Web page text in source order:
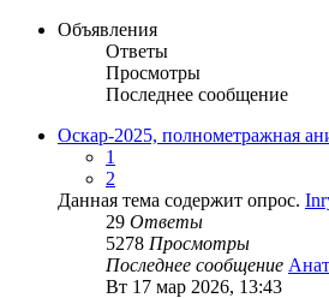
Объявления
Ответы
Просмотры
Последнее сообщение
Оскар-2025, полнометражная
1
2
Данная тема содержит опрос.
29 Ответы
5278 Просмотры
Последнее сообщение
Вт 17 мар 2026, 13:43